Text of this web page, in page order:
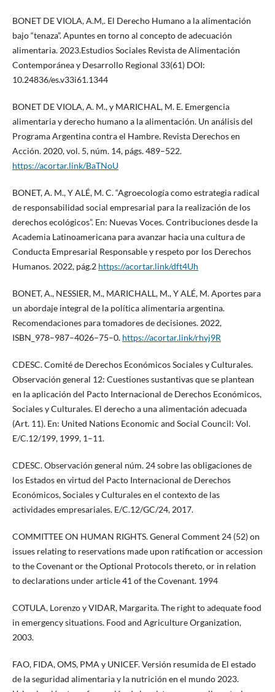
BONET DE VIOLA, A.M,. El Derecho Humano a la alimentación
bajo “tenaza”. Apuntes en torno al concepto de adecuación
alimentaria. 2023.Estudios Sociales Revista de Alimentación
Contemporánea y Desarrollo Regional 33(61) DOI:
10.24836/es.v33i61.1344
BONET DE VIOLA, A. M., y MARICHAL, M. E. Emergencia
alimentaria y derecho humano a la alimentación. Un análisis del
Programa Argentina contra el Hambre. Revista Derechos en
Acción. 2020, vol. 5, núm. 14, págs. 489–522.
https://acortar.link/BaTNoU
BONET, A. M., Y ALÉ, M. C. “Agroecología como estrategia radical
de responsabilidad social empresarial para la realización de los
derechos ecológicos”. En: Nuevas Voces. Contribuciones desde la
Academia Latinoamericana para avanzar hacia una cultura de
Conducta Empresarial Responsable y respeto por los Derechos
Humanos. 2022, pág.2 https://acortar.link/dft4Uh
BONET, A., NESSIER, M., MARICHALL, M., Y ALÉ, M. Aportes para
un abordaje integral de la política alimentaria argentina.
Recomendaciones para tomadores de decisiones. 2022,
ISBN_978–987–4026–75–0. https://acortar.link/rhvj9R
CDESC. Comité de Derechos Económicos Sociales y Culturales.
Observación general 12: Cuestiones sustantivas que se plantean
en la aplicación del Pacto Internacional de Derechos Económicos,
Sociales y Culturales. El derecho a una alimentación adecuada
(Art. 11). En: United Nations Economic and Social Council: Vol.
E/C.12/199, 1999, 1–11.
CDESC. Observación general núm. 24 sobre las obligaciones de
los Estados en virtud del Pacto Internacional de Derechos
Económicos, Sociales y Culturales en el contexto de las
actividades empresariales. E/C.12/GC/24, 2017.
COMMITTEE ON HUMAN RIGHTS. General Comment 24 (52) on
issues relating to reservations made upon ratification or accession
to the Covenant or the Optional Protocols thereto, or in relation
to declarations under article 41 of the Covenant. 1994
COTULA, Lorenzo y VIDAR, Margarita. The right to adequate food
in emergency situations. Food and Agriculture Organization,
2003.
FAO, FIDA, OMS, PMA y UNICEF. Versión resumida de El estado
de la seguridad alimentaria y la nutrición en el mundo 2023.